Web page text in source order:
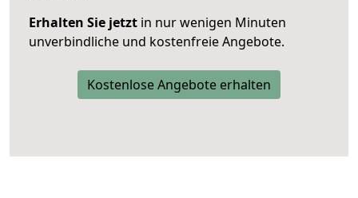
Erhalten Sie jetzt in nur wenigen Minuten
unverbindliche und kostenfreie Angebote.
Kostenlose Angebote erhalten